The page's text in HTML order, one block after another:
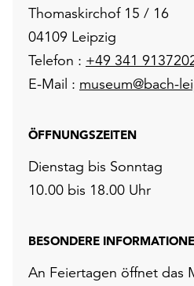
Thomaskirchof 15 / 16
04109 Leipzig
Telefon : +49 341
E-Mail : museum@bach-
ÖFFNUNGSZEITEN
Dienstag bis Sonntag
10.00 bis 18.00 Uhr
BESONDERE
An Feiertagen öffnet das